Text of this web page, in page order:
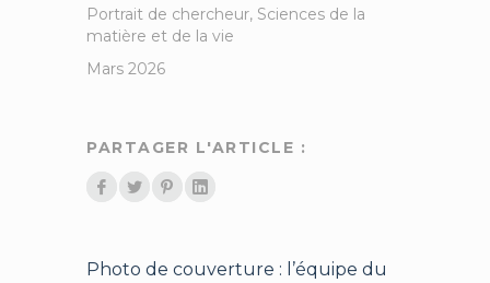
Portrait de chercheur, Sciences de la
matière et de la vie
Mars 2026
PARTAGER L'ARTICLE :
Photo de couverture : l’équipe du